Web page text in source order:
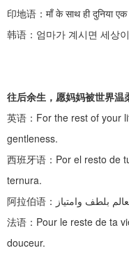
印地语： माँ के साथ ही दुनिया
韩语：엄마가 계시면 세상이
往后余生，愿妈妈被世界温
英语： For the rest of your
gentleness.
西班牙语： Por el resto de
ternura.
阿拉伯语：
法语： Pour le reste de ta
douceur.